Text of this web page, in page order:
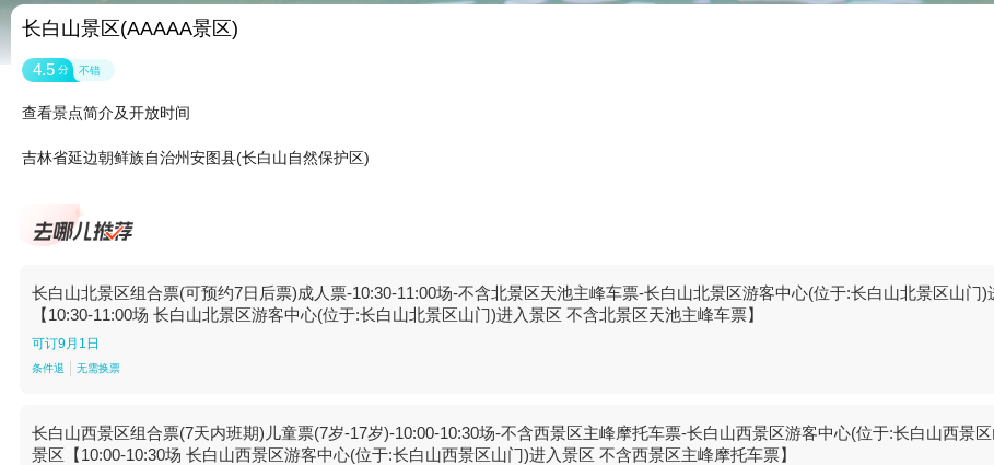
长白山景区(AAAAA景区)
4.5 分 不错
查看景点简介及开放时间
吉林省延边朝鲜族自治州安图县(长白山自然保护区)
长白山北景区组合票(可预约7日后票)成人票-10:30-11:00场-不含北景区天池主峰车票-长白山北景区游客中心(位于:长白山北景区山门)
【10:30-11:00场 长白山北景区游客中心(位于:长白山北景区山门)进入景区 不含北景区天池主峰车票】
可订9月1日
条件退 无需换票
长白山西景区组合票(7天内班期)儿童票(7岁-17岁)-10:00-10:30场-不含西景区主峰摩托车票-长白山西景区游客中心(位于:长白山西景区
景区【10:00-10:30场 长白山西景区游客中心(位于:长白山西景区山门)进入景区 不含西景区主峰摩托车票】